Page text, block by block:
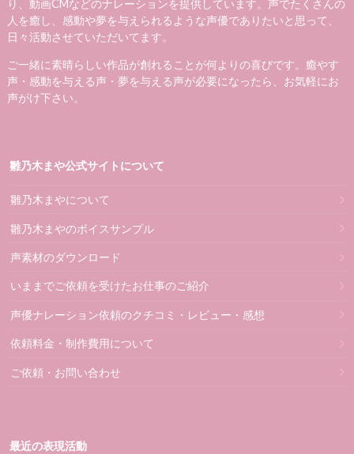
り、動画CMなどのナレーションを提供しています。声でたくさんの
人を癒し、感動や夢を与えられるような声優でありたいと思って、
日々活動させていただいてます。
ご一緒に素晴らしい作品が創れることが何よりの喜びです。癒やす
声・感動を与える声・夢を与える声が必要になったら、お気軽にお
声がけ下さい。
雛乃木まや公式サイトについて
雛乃木まやについて
雛乃木まやのボイスサンプル
声素材のダウンロード
いままでご依頼を受けたお仕事のご紹介
声優ナレーション依頼のクチコミ・レビュー・感想
依頼料金・制作費用について
ご依頼・お問い合わせ
最近の表現活動